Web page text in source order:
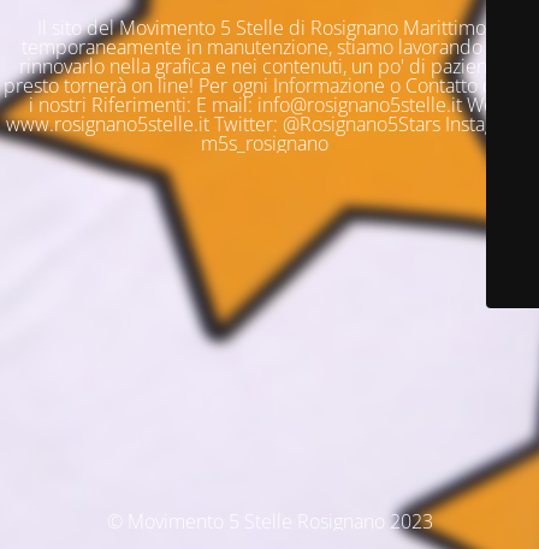
Il sito del Movimento 5 Stelle di Rosignano Marittimo è
temporaneamente in manutenzione, stiamo lavorando per
rinnovarlo nella grafica e nei contenuti, un po' di pazienza e
presto tornerà on line! Per ogni Informazione o Contatto questi
i nostri Riferimenti: E mail: info@rosignano5stelle.it Web:
www.rosignano5stelle.it Twitter: @Rosignano5Stars Instagram:
m5s_rosignano
© Movimento 5 Stelle Rosignano 2023